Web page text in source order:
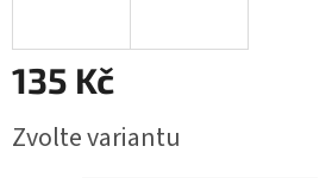
135 Kč
cena:
Zvolte variantu